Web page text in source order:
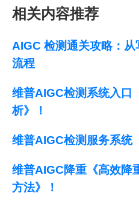
相关内容推荐
AIGC 检测通关攻略：
流程
维普AIGC检测系统入口
析》！
维普AIGC检测服务系统
维普AIGC降重《高效降
方法》！